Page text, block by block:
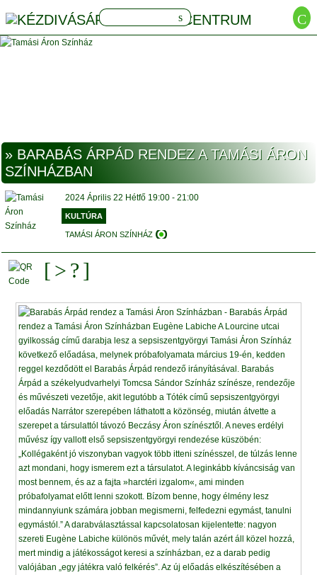
» BARABÁS ÁRPÁD RENDEZ A TAMÁSI ÁRON
SZÍNHÁZBAN
2024 Április 22 Hétfő 19:00 - 21:00
KULTÚRA
TAMÁSI ÁRON SZÍNHÁZ